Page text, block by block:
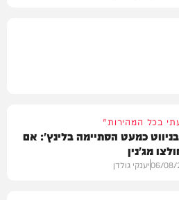
בכל המהירות"
כמעט הסתיימה בלינץ': אם
מג'נין
06/08/יענקי גולדן